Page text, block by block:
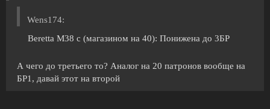
Wens174:
Beretta M38 с (магазином на 40): Понижена до 3БР
А чего до третьего то? Аналог на 20 патронов вообще на
БР1, давай этот на второй